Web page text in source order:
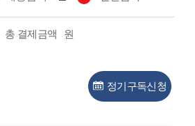
총 결제금액 원
정기구독신청